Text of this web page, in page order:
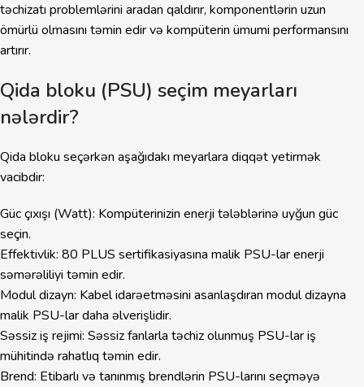
təchizatı problemlərini aradan qaldırır, komponentlərin uzun
ömürlü olmasını təmin edir və kompüterin ümumi performansını
artırır.
Qida bloku (PSU) seçim meyarları
nələrdir?
Qida bloku seçərkən aşağıdakı meyarlara diqqət yetirmək
vacibdir:
Güc çıxışı (Watt): Kompüterinizin enerji tələblərinə uyğun güc
seçin.
Effektivlik: 80 PLUS sertifikasiyasına malik PSU-lar enerji
səmərəliliyi təmin edir.
Modul dizayn: Kabel idarəetməsini asanlaşdıran modul dizayna
malik PSU-lar daha əlverişlidir.
Səssiz iş rejimi: Səssiz fanlarla təchiz olunmuş PSU-lar iş
mühitində rahatlıq təmin edir.
Brend: Etibarlı və tanınmış brendlərin PSU-larını seçməyə